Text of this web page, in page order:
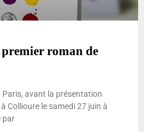
roman de
Paris, avant la présentation
Collioure le samedi 27 juin à
par